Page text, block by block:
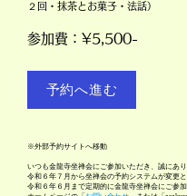
２回・抹茶とお菓子・法話）
​参加費：¥5,500-
予約へ進む
​※外部予約サイトへ移動
いつも金龍寺坐禅会にご参加いただき、誠にあり
令和６年７月から坐禅会の予約システムが変更と
令和６年６月まで定期的に金龍寺坐禅会にご参加